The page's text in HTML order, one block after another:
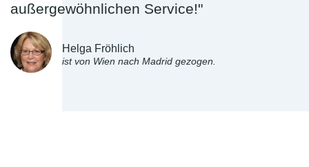
außergewöhnlichen Service!"
Helga Fröhlich
ist von Wien nach Madrid gezogen.